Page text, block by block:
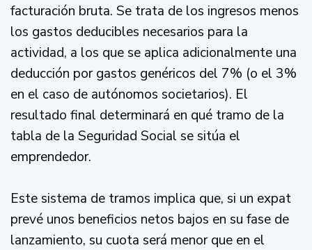
facturación bruta. Se trata de los ingresos menos
los gastos deducibles necesarios para la
actividad, a los que se aplica adicionalmente una
deducción por gastos genéricos del 7% (o el 3%
en el caso de autónomos societarios). El
resultado final determinará en qué tramo de la
tabla de la Seguridad Social se sitúa el
emprendedor.
Este sistema de tramos implica que, si un expat
prevé unos beneficios netos bajos en su fase de
lanzamiento, su cuota será menor que en el